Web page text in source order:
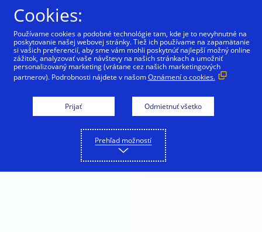
Cookies:
Používame cookies a podobné technológie tam, kde je to nevyhnutné na
poskytovanie našej webovej stránky. Tiež ich používame na zapamätanie
si vašich preferencií, aby sme vám mohli poskytnúť najlepší možný online
zážitok, analyzovať vaše návštevy na našich stránkach a umožniť
personalizovaný marketing (vrátane cez našich marketingových
partnerov). Podrobnosti nájdete v našomOznámení o cookies.
Prijať Odmietnuť všetko
Prehľad možností